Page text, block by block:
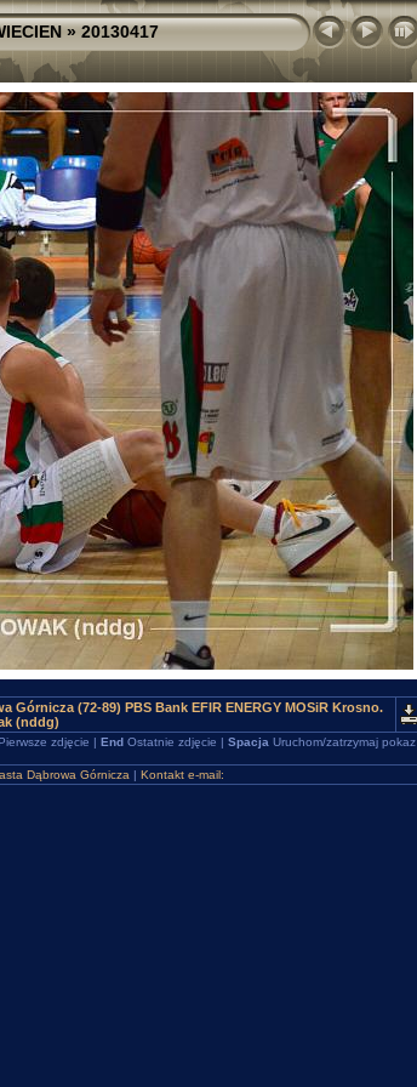
»20130417
Górnicza (72-89) PBS Bank EFIR ENERGY MOSiR Krosno.
(nddg)
Pierwsze zdjęcie | EndOstatnie zdjęcie | Spacja Uruchom/zatrzymaj pokaz
Dąbrowa Górnicza | Kontakt e-mail: